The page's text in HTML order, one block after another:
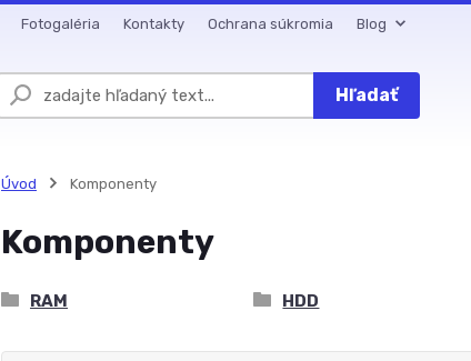
Fotogaléria Kontakty Ochrana súkromia Blog
Hľadať
Úvod Komponenty
Komponenty
RAM HDD